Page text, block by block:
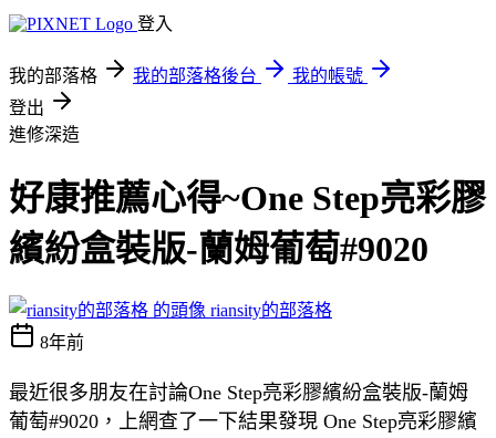
登入
我的部落格 我的部落格後台
我的帳號
登出
進修深造
好康推薦心得~One Step亮彩膠
繽紛盒裝版-蘭姆葡萄#9020
riansity的部落格
8年前
最近很多朋友在討論One Step亮彩膠繽紛盒裝版-蘭姆
葡萄#9020，上網查了一下結果發現 One Step亮彩膠繽